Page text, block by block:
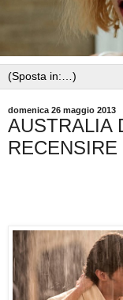
domenica 26 maggio 2013
AUSTRALIA
RECENSIRE